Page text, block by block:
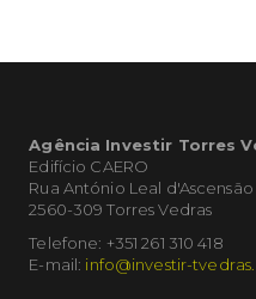
Agência Investir Torres
Edifício CAERO
Rua António Leal d'Ascensão
2560-309 Torres Vedras
Telefone: +351 261 310 418
E-mail: info@investir-